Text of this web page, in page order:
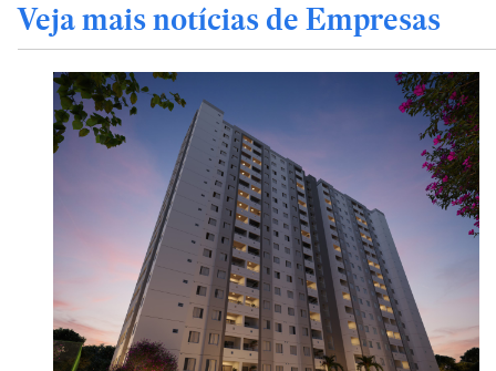
Veja mais notícias de Empresas